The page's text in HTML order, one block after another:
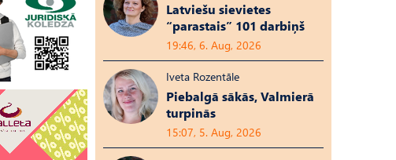
Latviešu sievietes
“parastais” 101 darbiņš
19:46, 6. Aug, 2026
Iveta Rozentāle
Piebalgā sākās, Valmierā
turpinās
15:07, 5. Aug, 2026